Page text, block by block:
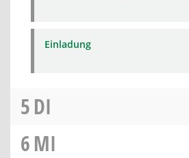
Einladung
5DI
6MI